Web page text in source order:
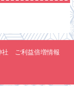
社 ご利益倍増情報